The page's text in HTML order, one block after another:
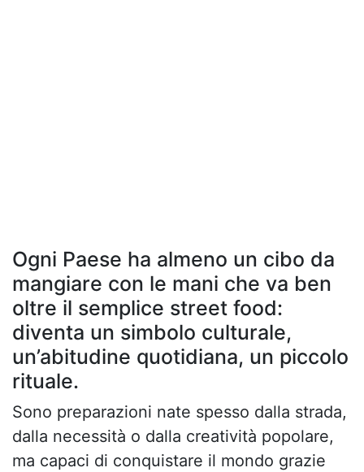
Ogni Paese ha almeno un cibo da
mangiare con le mani che va ben
oltre il semplice street food:
diventa un simbolo culturale,
un’abitudine quotidiana, un piccolo
rituale.
Sono preparazioni nate spesso dalla strada,
dalla necessità o dalla creatività popolare,
ma capaci di conquistare il mondo grazie